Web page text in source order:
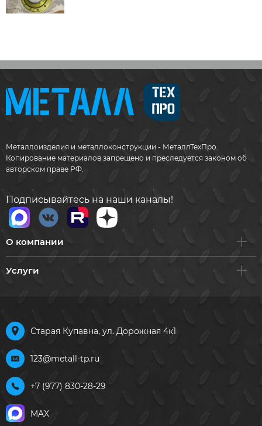
Металлоизделия и металлоконструкции - МеталлТехПро.
Копирование материалов запрещено и преследуется законом об
авторском праве РФ.
Подписывайтесь на наши каналы!
О компании
Услуги
Старая Купавна, ул. Дорожная 4к1
123@metall-tp.ru
+7 (977) 830-28-29
MAX